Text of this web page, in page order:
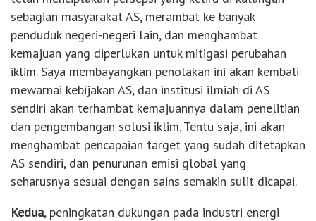
sebagian masyarakat AS, merambat ke banyak
penduduk negeri-negeri lain, dan menghambat
kemajuan yang diperlukan untuk mitigasi perubahan
iklim. Saya membayangkan penolakan ini akan kembali
mewarnai kebijakan AS, dan institusi ilmiah di AS
sendiri akan terhambat kemajuannya dalam penelitian
dan pengembangan solusi iklim. Tentu saja, ini akan
menghambat pencapaian target yang sudah ditetapkan
AS sendiri, dan penurunan emisi global yang
seharusnya sesuai dengan sains semakin sulit dicapai.
Kedua, peningkatan dukungan pada industri energi